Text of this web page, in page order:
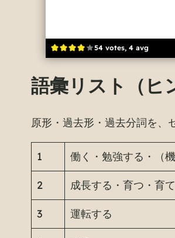
54 votes, 4 avg
語彙リスト（ヒ
原形・過去形・過去分詞を、
1 働く・勉強する・（
2 成長する・育つ・育
3 運転する